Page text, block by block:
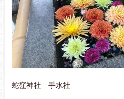
蛇窪神社 手水社